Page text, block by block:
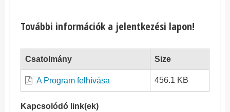
További információk a jelentkezési lapon!
Csatolmány Size
A Program felhívása 456.1 KB
Kapcsolódó link(ek)